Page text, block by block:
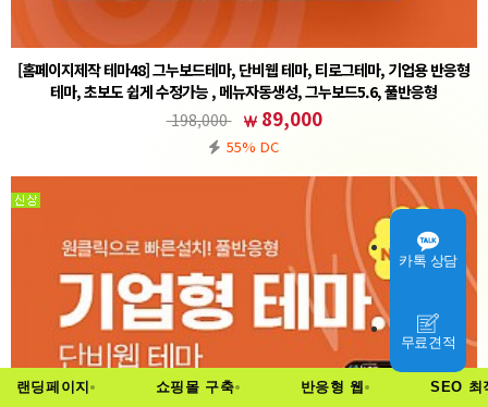
카톡 상담
무료견적
랜딩페이지 쇼핑몰 구축 반응형 웹 SEO 최적
[홈페이지제작 테마48] 그누보드테마, 단비웹 테마, 티로그테마, 기업용 반응형
테마, 초보도 쉽게 수정가능 , 메뉴자동생성, 그누보드5.6, 풀반응형
① 그누보드 테마 설치후 (테마)sample48 선택② 회원가입 설정 - 회원 스킨 (테마)basic 선택주
의사항※ 기본5.6 정식버전을 기반으로 작업된 테마입니다. 5.6에서도 호환이 가능합니다.※ 기
본폴더(www…
198,000 89,000
55% DC